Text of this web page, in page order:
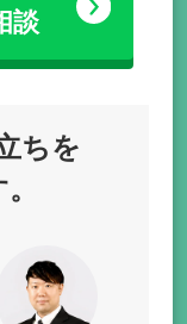
談
ちを